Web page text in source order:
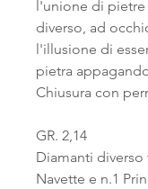
l'unione di
diverso, ad
l'illusione di
pietra
Chiusura con
GR. 2,14
Diamanti diverso
Navette e n.1